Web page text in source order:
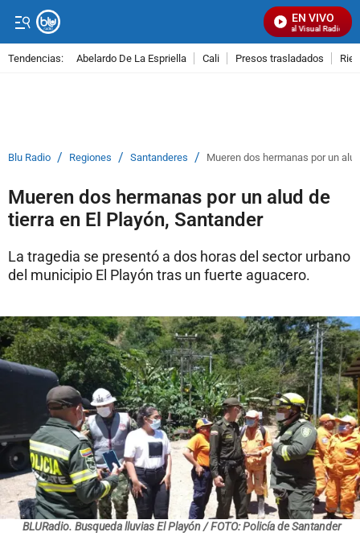
EN VIVO
Señal Visual Radio
Tendencias: Abelardo De La Espriella Cali Presos trasladados
Blu Radio / Regiones / Santanderes / Mueren dos hermanas por un
Mueren dos hermanas por un alud de
tierra en El Playón, Santander
La tragedia se presentó a dos horas del sector urbano
del municipio El Playón tras un fuerte aguacero.
BLURadio. Busqueda lluvias El Playón / FOTO: Policía de Santander